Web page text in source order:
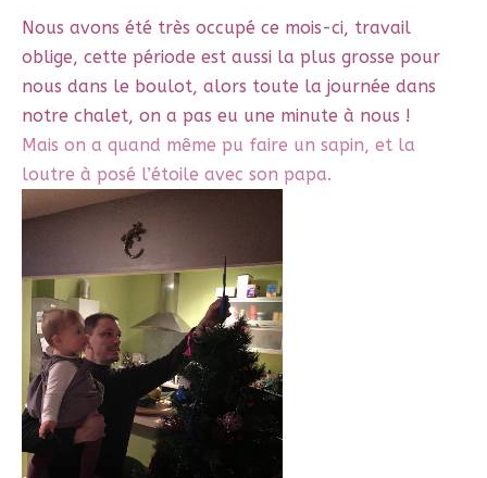
Nous avons été très occupé ce mois-ci, travail
oblige, cette période est aussi la plus grosse pour
nous dans le boulot, alors toute la journée dans
notre chalet, on a pas eu une minute à nous !
Mais on a quand même pu faire un sapin, et la
loutre à posé l’étoile avec son papa.